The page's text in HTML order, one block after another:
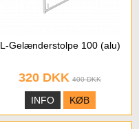
L-Gelænderstolpe 100 (alu)
320 DKK 400 DKK
INFO KØB